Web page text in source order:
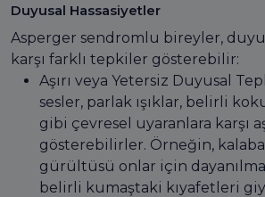
Duyusal Hassasiyetler
Asperger sendromlu bireyler,
karşı farklı tepkiler gösterebilir:
Aşırı veya Yetersiz Duyusal
sesler, parlak ışıklar, belirli
gibi çevresel uyaranlara karşı
gösterebilirler. Örneğin,
gürültüsü onlar için
belirli kumaştaki kıyafetleri